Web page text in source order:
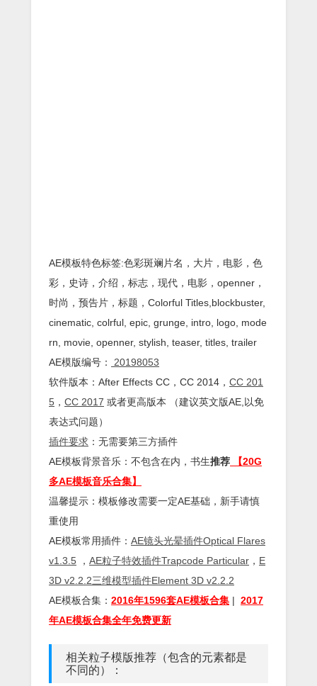
AE模板特色标签:色彩斑斓片名，大片，电影，色
彩，史诗，介绍，标志，现代，电影，openner，
时尚，预告片，标题，Colorful Titles,blockbuster,
cinematic, colrful, epic, grunge, intro, logo, mode
rn, movie, openner, stylish, teaser, titles, trailer
AE模版编号：
20198053
软件版本： After Effects CC ，CC 2014， CC 201
5 ， CC 2017 或者更高版本 （建议英文版AE,以免
表达式问题）
插件要求 ：无需要第三方插件
AE模板背景音乐：不包含在内，书生推荐 【20G
多AE模板音乐合集】
温馨提示：模板修改需要一定AE基础，新手请慎
重使用
AE模板常用插件： AE镜头光晕插件Optical Flares
v1.3.5 ， AE粒子特效插件Trapcode Particular ， E
3D v2.2.2三维模型插件Element 3D v2.2.2
AE模板合集： 2016年1596套AE模板合集 | 2017
年AE模板合集全年免费更新
相关粒子模版推荐（包含的元素都是
不同的）：